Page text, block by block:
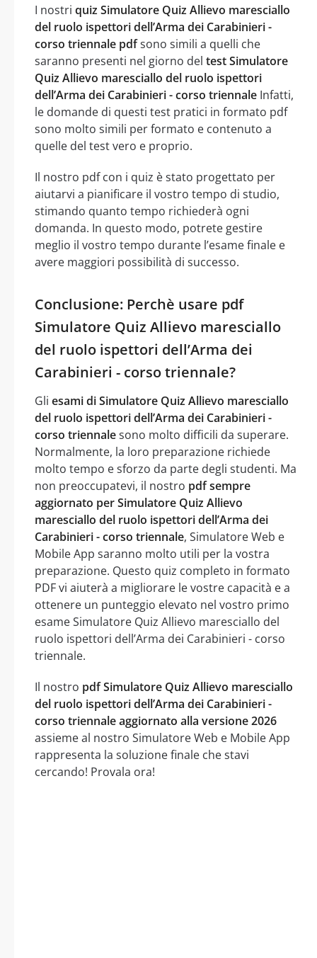
I nostri quiz Simulatore Quiz Allievo maresciallo
del ruolo ispettori dell’Arma dei Carabinieri -
corso triennale pdfsono simili a quelli che
saranno presenti nel giorno del test Simulatore
Quiz Allievo maresciallo del ruolo ispettori
dell’Arma dei Carabinieri - corso triennale Infatti,
le domande di questi test pratici in formato pdf
sono molto simili per formato e contenuto a
quelle del test vero e proprio.
Il nostro pdf con i quiz è stato progettato per
aiutarvi a pianificare il vostro tempo di studio,
stimando quanto tempo richiederà ogni
domanda. In questo modo, potrete gestire
meglio il vostro tempo durante l’esame finale e
avere maggiori possibilità di successo.
Conclusione: Perchè usare pdf
Simulatore Quiz Allievo maresciallo
del ruolo ispettori dell’Arma dei
Carabinieri - corso triennale?
Gli esami di Simulatore Quiz Allievo maresciallo
del ruolo ispettori dell’Arma dei Carabinieri -
corso triennalesono molto difficili da superare.
Normalmente, la loro preparazione richiede
molto tempo e sforzo da parte degli studenti. Ma
non preoccupatevi, il nostro pdf sempre
aggiornato per Simulatore Quiz Allievo
maresciallo del ruolo ispettori dell’Arma dei
Carabinieri - corso triennale, Simulatore Web e
Mobile App saranno molto utili per la vostra
preparazione. Questo quiz completo in formato
PDF vi aiuterà a migliorare le vostre capacità e a
ottenere un punteggio elevato nel vostro primo
esame Simulatore Quiz Allievo maresciallo del
ruolo ispettori dell’Arma dei Carabinieri - corso
triennale.
Il nostro pdf Simulatore Quiz Allievo maresciallo
del ruolo ispettori dell’Arma dei Carabinieri -
corso triennale aggiornato alla versione 2026
assieme al nostro Simulatore Web e Mobile App
rappresenta la soluzione finale che stavi
cercando! Provala ora!